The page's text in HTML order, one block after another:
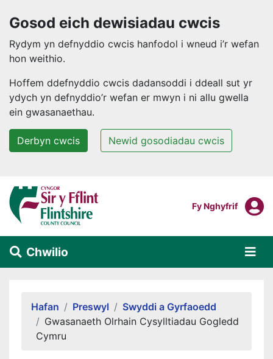
Gosod eich dewisiadau cwcis
Rydym yn defnyddio cwcis hanfodol i wneud i’r wefan
hon weithio.
Hoffem ddefnyddio cwcis dadansoddi i ddeall sut yr
ydych yn defnyddio’r wefan er mwyn i ni allu gwella
ein gwasanaethau.
Derbyn cwcis Newid gosodiadau cwcis
Neidio i'r prif gynnwys
Mewngofnodi I
Fy Nghyfrif
Chwilio
Hafan Preswyl
Swyddi a Gyrfaoedd
Gwasanaeth Olrhain Cysylltiadau Gogledd
Cymru